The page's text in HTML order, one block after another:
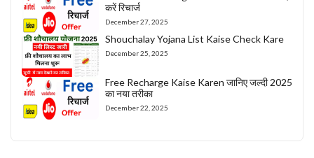
करें रिचार्ज
December 27, 2025
Shouchalay Yojana List Kaise Check Kare
December 25, 2025
Free Recharge Kaise Karen जानिए जल्दी 2025
का नया तरीका
December 22, 2025